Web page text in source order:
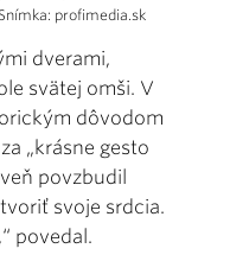
profimedia.sk
dverami,
svätej omši. V
dôvodom
„krásne gesto
povzbudil
svoje srdcia.
povedal.